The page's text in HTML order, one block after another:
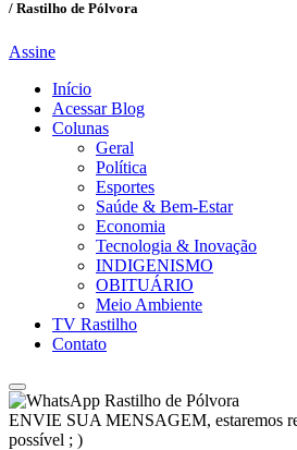
/ Rastilho de Pólvora
Assine
Início
Acessar Blog
Colunas
Geral
Política
Esportes
Saúde & Bem-Estar
Economia
Tecnologia & Inovação
INDIGENISMO
OBITUÁRIO
Meio Ambiente
TV Rastilho
Contato
Rastilho de Pólvora
ENVIE SUA MENSAGEM, estaremos
possível ; )